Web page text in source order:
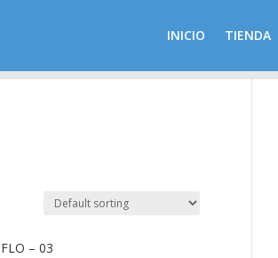
INICIO TIENDA
FLO – 03